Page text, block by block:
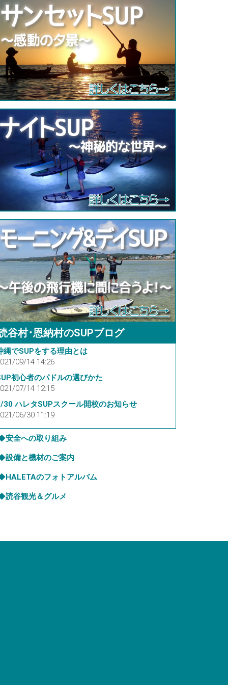
谷村･恩納村のSUPブログ
縄でSUPをする理由とは
09/14 14:26
初心者のパドルの選びかた
07/14 12:15
30 ハレタSUPスクール開校のお知らせ
06/30 11:19
安全への取り組み
設備と機材のご案内
HALETAのフォトアルバム
読谷観光＆グルメ